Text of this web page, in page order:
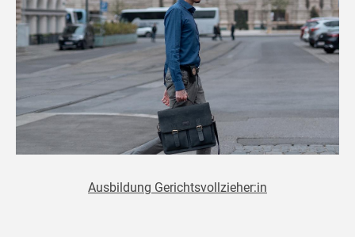
Ausbildung Gerichtsvollzieher:in